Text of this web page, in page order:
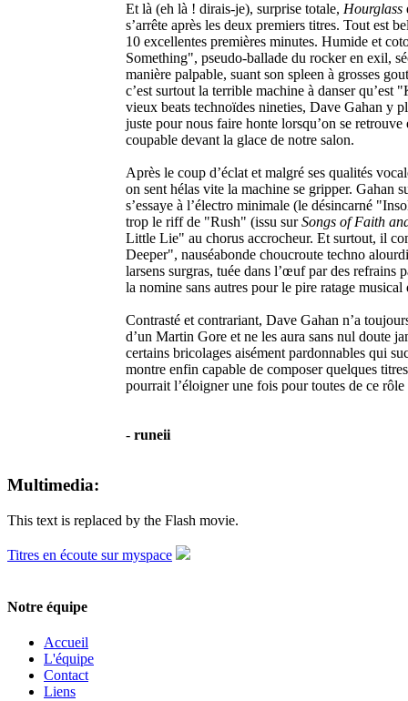
Et là (eh là ! dirais-je), surprise totale, Hourglass
s’arrête après les deux premiers titres. Tout est
10 excellentes premières minutes. Humide et
Something", pseudo-ballade du rocker en exil,
manière palpable, suant son spleen à grosses
c’est surtout la terrible machine à danser qu’est
vieux beats technoïdes nineties, Dave Gahan y
juste pour nous faire honte lorsqu’on se retrouve
coupable devant la glace de notre salon.
Après le coup d’éclat et malgré ses qualités
on sent hélas vite la machine se gripper. Gahan
s’essaye à l’électro minimale (le désincarné
trop le riff de "Rush" (issu surSongs of Faith
Little Lie" au chorus accrocheur. Et surtout, il
Deeper", nauséabonde choucroute techno
larsens surgras, tuée dans l’œuf par des refrains
la nomine sans autres pour le pire ratage musical
Contrasté et contrariant, Dave Gahan n’a
d’un Martin Gore et ne les aura sans nul doute
certains bricolages aisément pardonnables qui
montre enfin capable de composer quelques
pourrait l’éloigner une fois pour toutes de ce rôle
- runeii
Multimedia:
This text is replaced by the Flash movie.
Titres en écoute sur myspace
Notre équipe
Accueil
L'équipe
Contact
Liens